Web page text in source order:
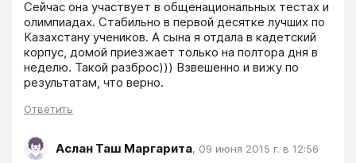
Сейчас она участвует в общенациональных тестах и
олимпиадах. Стабильно в первой десятке лучших по
Казахстану учеников. А сына я отдала в кадетский
корпус, домой приезжает только на полтора дня в
неделю. Такой разброс))) Взвешенно и вижу по
результатам, что верно.
Ответить
Аслан Таш Маргарита, 09 июня 2015 г. в 12:56